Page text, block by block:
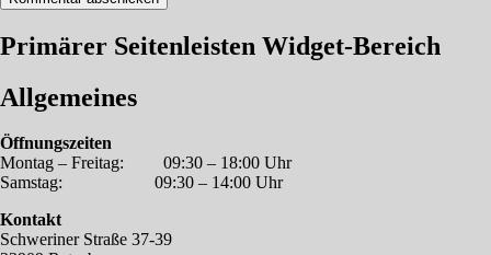
Primärer Seitenleisten Widget-Bereich
Allgemeines
Öffnungszeiten
Montag – Freitag:
09:30 – 18:00 Uhr
Samstag:
09:30 – 14:00 Uhr
Kontakt
Schweriner Straße 37-39